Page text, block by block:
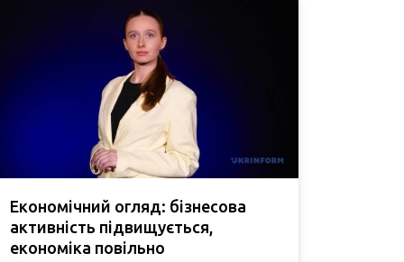
Економічний огляд: бізнесова
активність підвищується,
економіка повільно